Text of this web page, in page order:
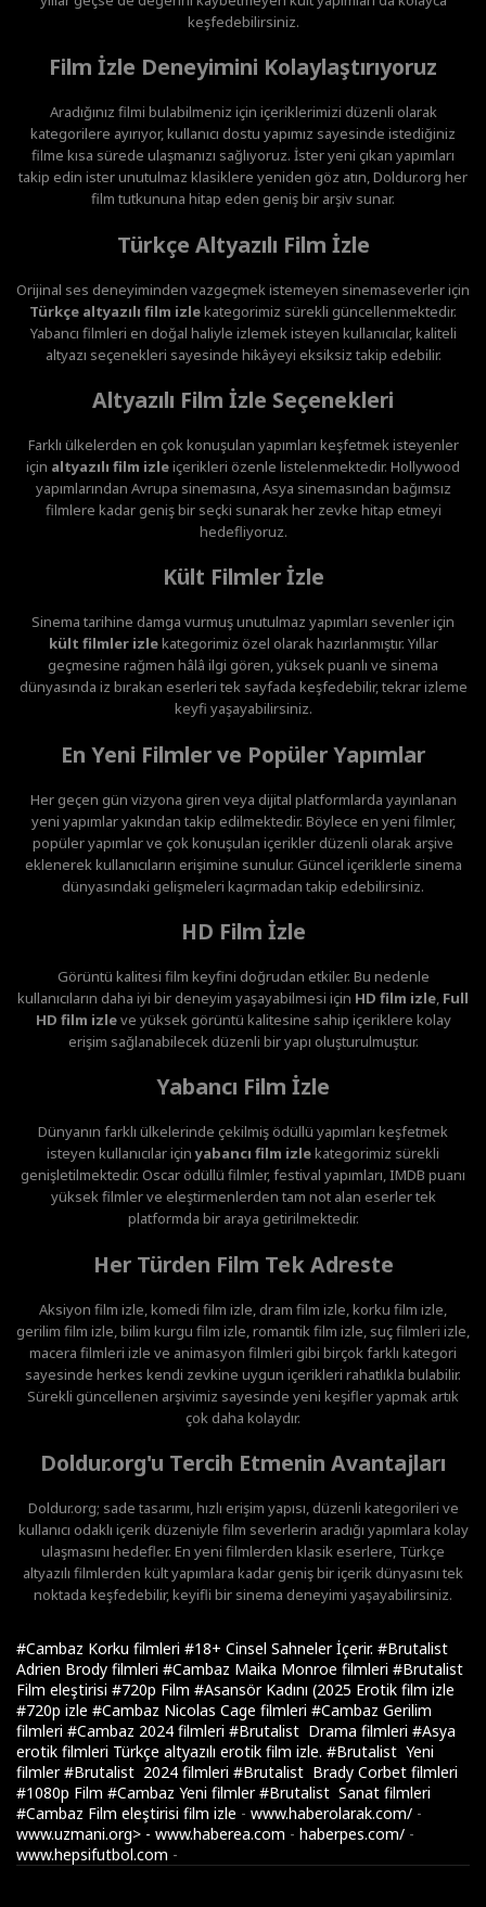
keşfedebilirsiniz.
Film İzle Deneyimini Kolaylaştırıyoruz
Aradığınız filmi bulabilmeniz için içeriklerimizi düzenli olarak
kategorilere ayırıyor, kullanıcı dostu yapımız sayesinde istediğiniz
filme kısa sürede ulaşmanızı sağlıyoruz. İster yeni çıkan yapımları
takip edin ister unutulmaz klasiklere yeniden göz atın, Doldur.org her
film tutkununa hitap eden geniş bir arşiv sunar.
Türkçe Altyazılı Film İzle
Orijinal ses deneyiminden vazgeçmek istemeyen sinemaseverler için
Türkçe altyazılı film izlekategorimiz sürekli güncellenmektedir.
Yabancı filmleri en doğal haliyle izlemek isteyen kullanıcılar, kaliteli
altyazı seçenekleri sayesinde hikâyeyi eksiksiz takip edebilir.
Altyazılı Film İzle Seçenekleri
Farklı ülkelerden en çok konuşulan yapımları keşfetmek isteyenler
için altyazılı film izleiçerikleri özenle listelenmektedir. Hollywood
yapımlarından Avrupa sinemasına, Asya sinemasından bağımsız
filmlere kadar geniş bir seçki sunarak her zevke hitap etmeyi
hedefliyoruz.
Kült Filmler İzle
Sinema tarihine damga vurmuş unutulmaz yapımları sevenler için
kült filmler izlekategorimiz özel olarak hazırlanmıştır. Yıllar
geçmesine rağmen hâlâ ilgi gören, yüksek puanlı ve sinema
dünyasında iz bırakan eserleri tek sayfada keşfedebilir, tekrar izleme
keyfi yaşayabilirsiniz.
En Yeni Filmler ve Popüler Yapımlar
Her geçen gün vizyona giren veya dijital platformlarda yayınlanan
yeni yapımlar yakından takip edilmektedir. Böylece en yeni filmler,
popüler yapımlar ve çok konuşulan içerikler düzenli olarak arşive
eklenerek kullanıcıların erişimine sunulur. Güncel içeriklerle sinema
dünyasındaki gelişmeleri kaçırmadan takip edebilirsiniz.
HD Film İzle
Görüntü kalitesi film keyfini doğrudan etkiler. Bu nedenle
kullanıcıların daha iyi bir deneyim yaşayabilmesi için HD film izle, Full
HD film izleve yüksek görüntü kalitesine sahip içeriklere kolay
erişim sağlanabilecek düzenli bir yapı oluşturulmuştur.
Yabancı Film İzle
Dünyanın farklı ülkelerinde çekilmiş ödüllü yapımları keşfetmek
isteyen kullanıcılar içinyabancı film izlekategorimiz sürekli
genişletilmektedir. Oscar ödüllü filmler, festival yapımları, IMDB puanı
yüksek filmler ve eleştirmenlerden tam not alan eserler tek
platformda bir araya getirilmektedir.
Her Türden Film Tek Adreste
Aksiyon film izle, komedi film izle, dram film izle, korku film izle,
gerilim film izle, bilim kurgu film izle, romantik film izle, suç filmleri izle,
macera filmleri izle ve animasyon filmleri gibi birçok farklı kategori
sayesinde herkes kendi zevkine uygun içerikleri rahatlıkla bulabilir.
Sürekli güncellenen arşivimiz sayesinde yeni keşifler yapmak artık
çok daha kolaydır.
Doldur.org'u Tercih Etmenin Avantajları
Doldur.org; sade tasarımı, hızlı erişim yapısı, düzenli kategorileri ve
kullanıcı odaklı içerik düzeniyle film severlerin aradığı yapımlara kolay
ulaşmasını hedefler. En yeni filmlerden klasik eserlere, Türkçe
altyazılı filmlerden kült yapımlara kadar geniş bir içerik dünyasını tek
noktada keşfedebilir, keyifli bir sinema deneyimi yaşayabilirsiniz.
#Cambaz Korku filmleri #18+ Cinsel Sahneler İçerir. #Brutalist
Adrien Brody filmleri #Cambaz Maika Monroe filmleri #Brutalist
Film eleştirisi #720p Film #Asansör Kadını (2025 Erotik film izle
#720p izle #Cambaz Nicolas Cage filmleri #Cambaz Gerilim
filmleri #Cambaz 2024 filmleri #Brutalist Drama filmleri #Asya
erotik filmleri Türkçe altyazılı erotik film izle. #Brutalist Yeni
filmler#Brutalist 2024 filmleri #Brutalist Brady Corbet filmleri
#1080p Film #Cambaz Yeni filmler#Brutalist Sanat filmleri
#Cambaz Film eleştirisi film izle - www.haberolarak.com/ -
www.uzmani.org> - www.haberea.com - haberpes.com/ -
www.hepsifutbol.com -